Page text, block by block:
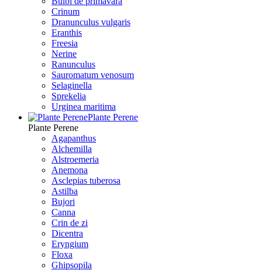
Crinum
Dranunculus vulgaris
Eranthis
Freesiа
Nerine
Ranunculus
Sauromatum venosum
Selaginella
Sprekelia
Urginea maritima
Plante Perene
Plante Perene
Agapanthus
Alchemilla
Alstroemeria
Anemona
Asclepias tuberosa
Astilba
Bujori
Canna
Crin de zi
Dicentra
Eryngium
Floxa
Ghipsopila